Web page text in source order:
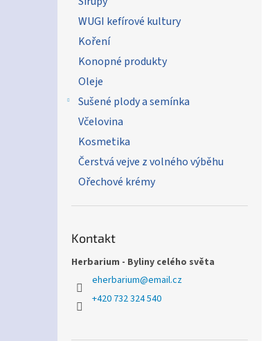
WUGI kefírové kultury
Koření
Konopné produkty
Oleje
Sušené plody a semínka
Včelovina
Kosmetika
Čerstvá vejve z volného výběhu
Ořechové krémy
Kontakt
Herbarium - Byliny celého světa
eherbarium@email.cz
+420 732 324 540